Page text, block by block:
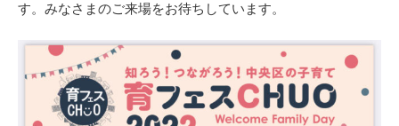
す。みなさまのご来場をお待ちしています。